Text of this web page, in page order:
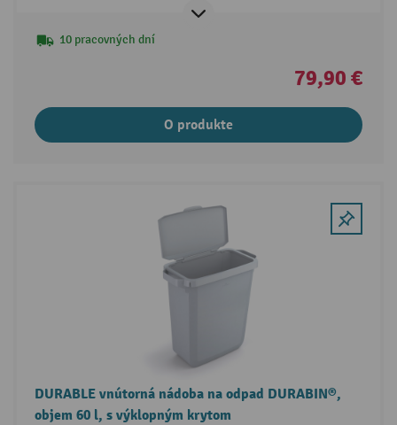
10 pracovných dní
79,90 €
O produkte
DURABLE vnútorná nádoba na odpad DURABIN®,
objem 60 l, s výklopným krytom